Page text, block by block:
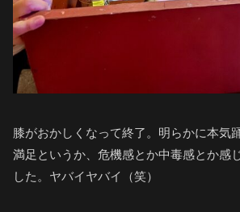
膝がおかしくなって終了。明らかに本気
満足というか、危機感とか中毒感とか感
した。ヤバイヤバイ（笑）